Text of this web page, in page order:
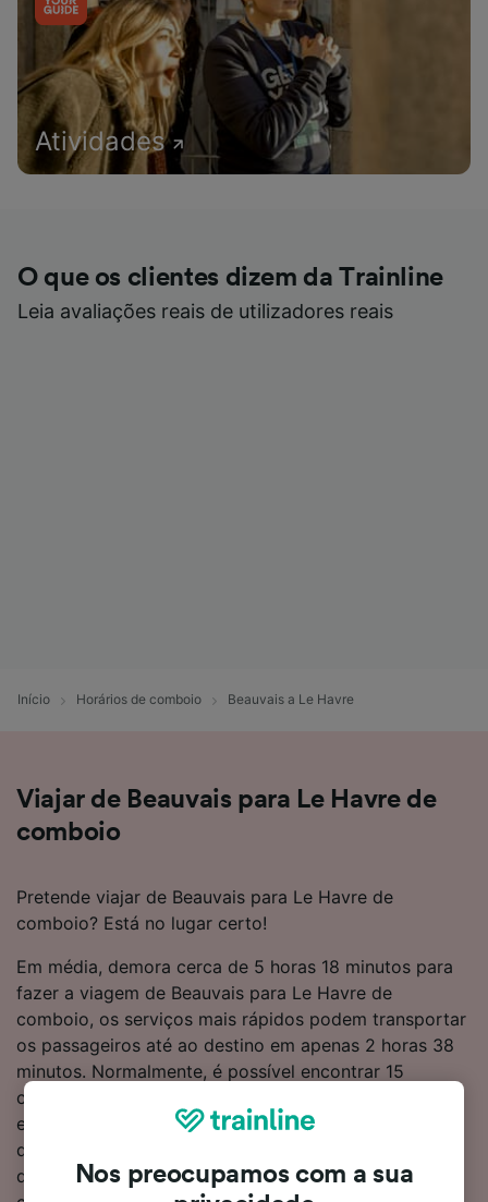
Atividades
O que os clientes dizem da Trainline
Leia avaliações reais de utilizadores reais
Início Horários de comboio Beauvais a Le Havre
Viajar de Beauvais para Le Havre de
comboio
Pretende viajar de Beauvais para Le Havre de
comboio? Está no lugar certo!
Em média, demora cerca de 5 horas 18 minutos para
fazer a viagem de Beauvais para Le Havre de
comboio, os serviços mais rápidos podem transportar
os passageiros até ao destino em apenas 2 horas 38
minutos. Normalmente, é possível encontrar 15
comboios por dia a percorrer a distância de 142 km
entre estes dois destinos. Terá de fazer 1 transbordo
durante a sua viagem até Le Havre. O mais provável é
que tenha de utilizar um comboio da SNCF para
Nos preocupamos com a sua